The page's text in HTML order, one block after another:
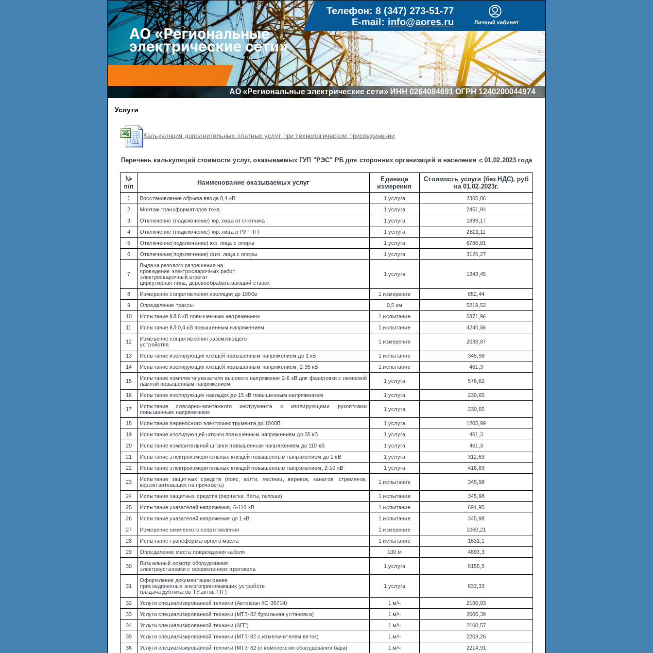
Телефон: 8 (347) 273-51-77
E-mail: info@aores.ru Личный кабинет
АО «Региональные электрические сети» ИНН 0264084691 ОГРН 1240200044974
Услуги
Калькуляция дополнительных платных услуг при технологическом присоединении
Перечень калькуляций стоимости услуг, оказываемых ГУП "РЭС" РБ для сторонних организаций и населения с 01.02.2023 года
№
п/п
Наименование оказываемых услуг
Единица
измерения
Стоимость услуги (без НДС), руб
на 01.02.2023г.
1 Восстановление обрыва ввода 0,4 кВ 1 услуга
2305,06
2
Монтаж трансформаторов тока 1 услуга
2451,94
3
Отключение (подключение) юр. лица от счетчика 1 услуга
1899,17
4
Отключение (подключение) юр. лица в РУ - ТП 1 услуга
2821,11
5
Отключение(подключение) юр. лица с опоры 1 услуга
6786,81
6
Отключение(подключение) физ. лица с опоры 1 услуга 3126,27
7
Выдача разового разрешения на
проведение электросварочных работ:
электросварочный агрегат
циркулярная пила, деревообрабатывающий станок
1 услуга 1243,45
8 Измерение сопротивления изоляции до 1000в 1 измерение
652,44
9
Определение трассы 0,5 км
5219,52
10
Испытание КЛ 6 кВ повышенным напряжением 1 испытание
5871,96
11
Испытание КЛ 0,4 кВ повышенным напряжением 1 испытание 4240,86
12
Измерение сопротивления заземляющего
устройства
1 измерение 2038,87
13 Испытание изолирующих клещей повышенным напряжением до 1 кВ 1 испытание
345,98
14
Испытание изолирующих клещей повышенным напряжением, 2-35 кВ 1 испытание 461,3
15
Испытание комплекта указателя высокого напряжения 2-6 кВ для фазировки с неоновой
лампой повышенным напряжением
1 услуга 576,62
16 Испытание изолирующих накладок до 15 кВ повышенным напряжением 1 услуга 230,65
17
Испытание слесарно-монтажного инструмента с изолирующими рукоятками
повышенным напряжением
1 услуга 230,65
18 Испытание переносного электроинструмента до 1000В 1 услуга
1205,99
19
Испытание изолирующей штанги повышенным напряжением до 35 кВ 1 услуга
461,3
20
Испытание измерительной штанги повышенным напряжением до 110 кВ 1 услуга
461,3
21
Испытание электроизмерительных клещей повышенным напряжением до 1 кВ 1 услуга
312,63
22
Испытание электроизмерительных клещей повышенным напряжением, 2-10 кВ 1 услуга 416,83
23
Испытание защитных средств (пояс, когти, лестниц, веревок, канатов, стремянок,
корзин автовышек на прочность)
1 испытание 345,98
24 Испытание защитных средств (перчатки, боты, галоши) 1 испытание
345,98
25
Испытание указателей напряжения, 6-110 кВ 1 испытание
691,95
26
Испытание указателей напряжения до 1 кВ 1 испытание
345,98
27
Измерение омического сопротивления 1 измерение
1060,21
28
Испытание трансформаторного масла 1 испытание
1631,1
29
Определение места повреждения кабеля 100 м 4893,3
30
Визуальный осмотр оборудования
электроустановки с оформлением протокола
1 услуга 8155,5
31
Оформление документации ранее
присоединенных энергопринимающих устройств
(выдача дубликатов ТУ,актов ТП )
1 услуга 833,33
32 Услуги специализированной техники (Автокран КС-35714) 1 м/ч
2190,93
33
Услуги специализированной техники (МТЗ-82 бурильная установка) 1 м/ч
2006,39
34
Услуги специализированной техники (АГП) 1 м/ч
2100,57
35
Услуги специализированной техники (МТЗ-82 с измельчителем веток) 1 м/ч
2203,26
36
Услуги специализированной техники (МТЗ-82 (с комплексом оборудования бара) 1 м/ч 2214,91